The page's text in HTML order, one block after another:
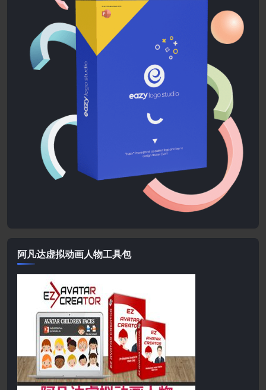
阿凡达虚拟动画人物工具包